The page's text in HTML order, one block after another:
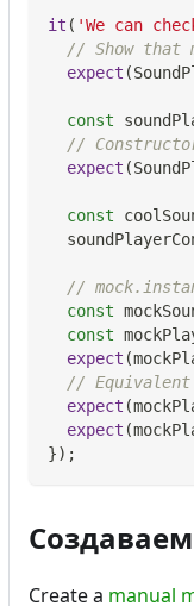
it ( 'We can
// Show that
expect (
const
//
expect (
const
//
const
const
expect (
// Equivalent
expect (
expect (
}) ;
Create a manual